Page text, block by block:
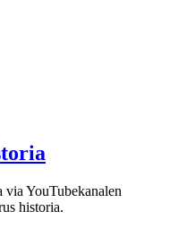
via YouTubekanalen
historia.